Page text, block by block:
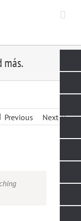
más.
Previous Next